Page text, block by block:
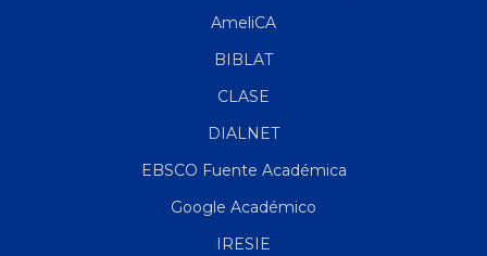
AmeliCA
BIBLAT
CLASE
DIALNET
EBSCO Fuente Académica
Google Académico
IRESIE